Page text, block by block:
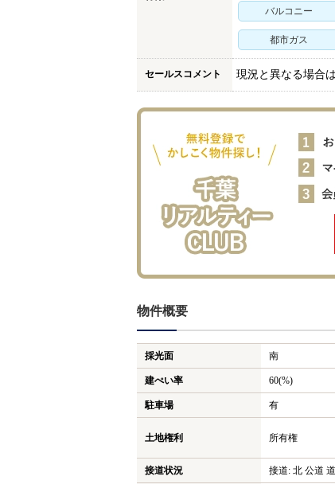
バルコニー
都市ガス
セールスコメント 現況と異なる場合
物件概要
採光面 南
建ぺい率 60(%)
駐車場 有
土地権利 所有権
接道状況 接道: 北 公道